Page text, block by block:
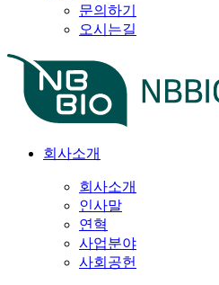
문의하기
오시는길
회사소개
회사소개
인사말
연혁
사업분야
사회공헌